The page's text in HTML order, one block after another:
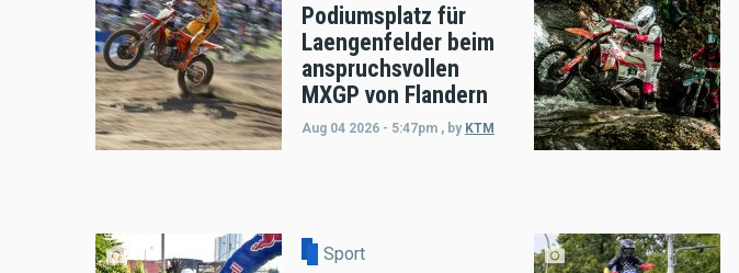
Podiumsplatz für
Laengenfelder beim
anspruchsvollen
MXGP von Flandern
Aug 04 2026 - 5:47pm , by KTM
Sport